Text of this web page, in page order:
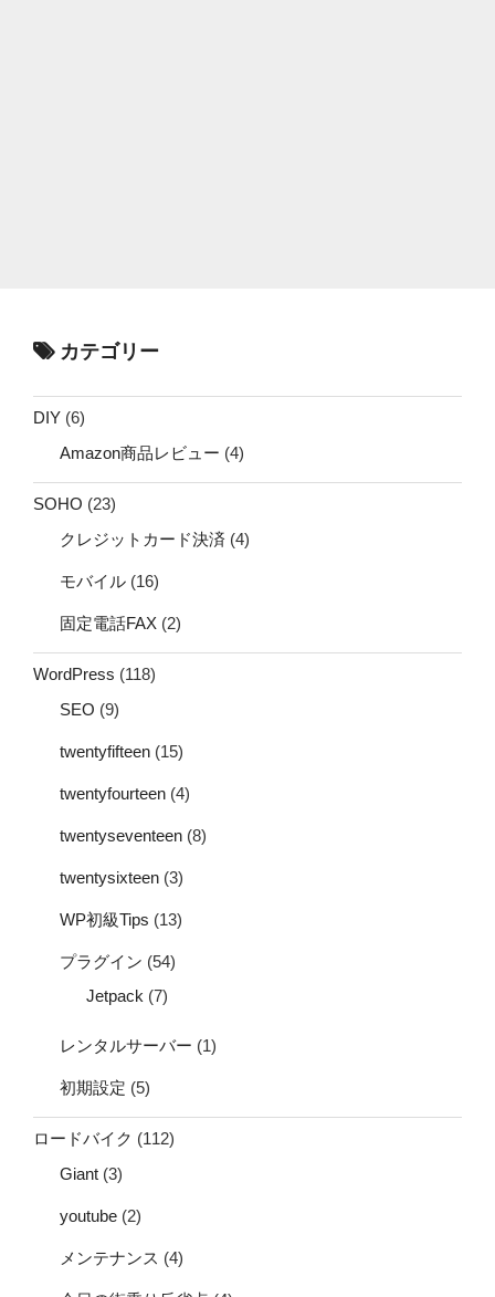
カテゴリー
DIY (6)
Amazon商品レビュー (4)
SOHO (23)
クレジットカード決済 (4)
モバイル (16)
固定電話FAX (2)
WordPress (118)
SEO (9)
twentyfifteen (15)
twentyfourteen (4)
twentyseventeen (8)
twentysixteen (3)
WP初級Tips (13)
プラグイン (54)
Jetpack (7)
レンタルサーバー (1)
初期設定 (5)
ロードバイク (112)
Giant (3)
youtube (2)
メンテナンス (4)